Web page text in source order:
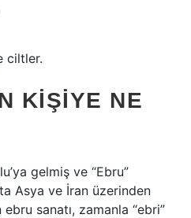
ciltler.
KIŞIYE NE
gelmiş ve “Ebru”
Asya ve İran üzerinden
sanatı, zamanla “ebri”